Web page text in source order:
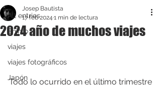
All entries
Shinto
viajes
viajes fotográficos
Japón
2024 año de muchos viajes
Josep Bautista
17 feb 2024 1 min de lectura
Todo lo ocurrido en el último trimestre